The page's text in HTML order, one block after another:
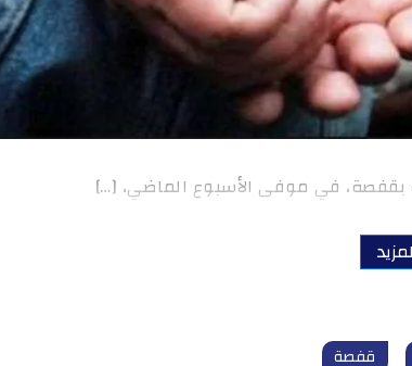
بقفصة، في موفى الأسبوع الماضي، […]
قفصة